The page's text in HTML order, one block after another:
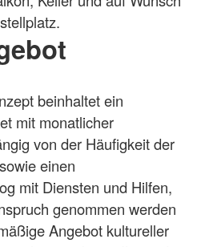
beinhaltet ein
mit monatlicher
von der Häufigkeit der
einen
mit Diensten und Hilfen,
genommen werden
Angebot kultureller